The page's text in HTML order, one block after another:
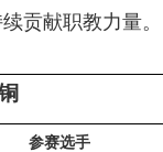
贡献职教力量。
参赛选手